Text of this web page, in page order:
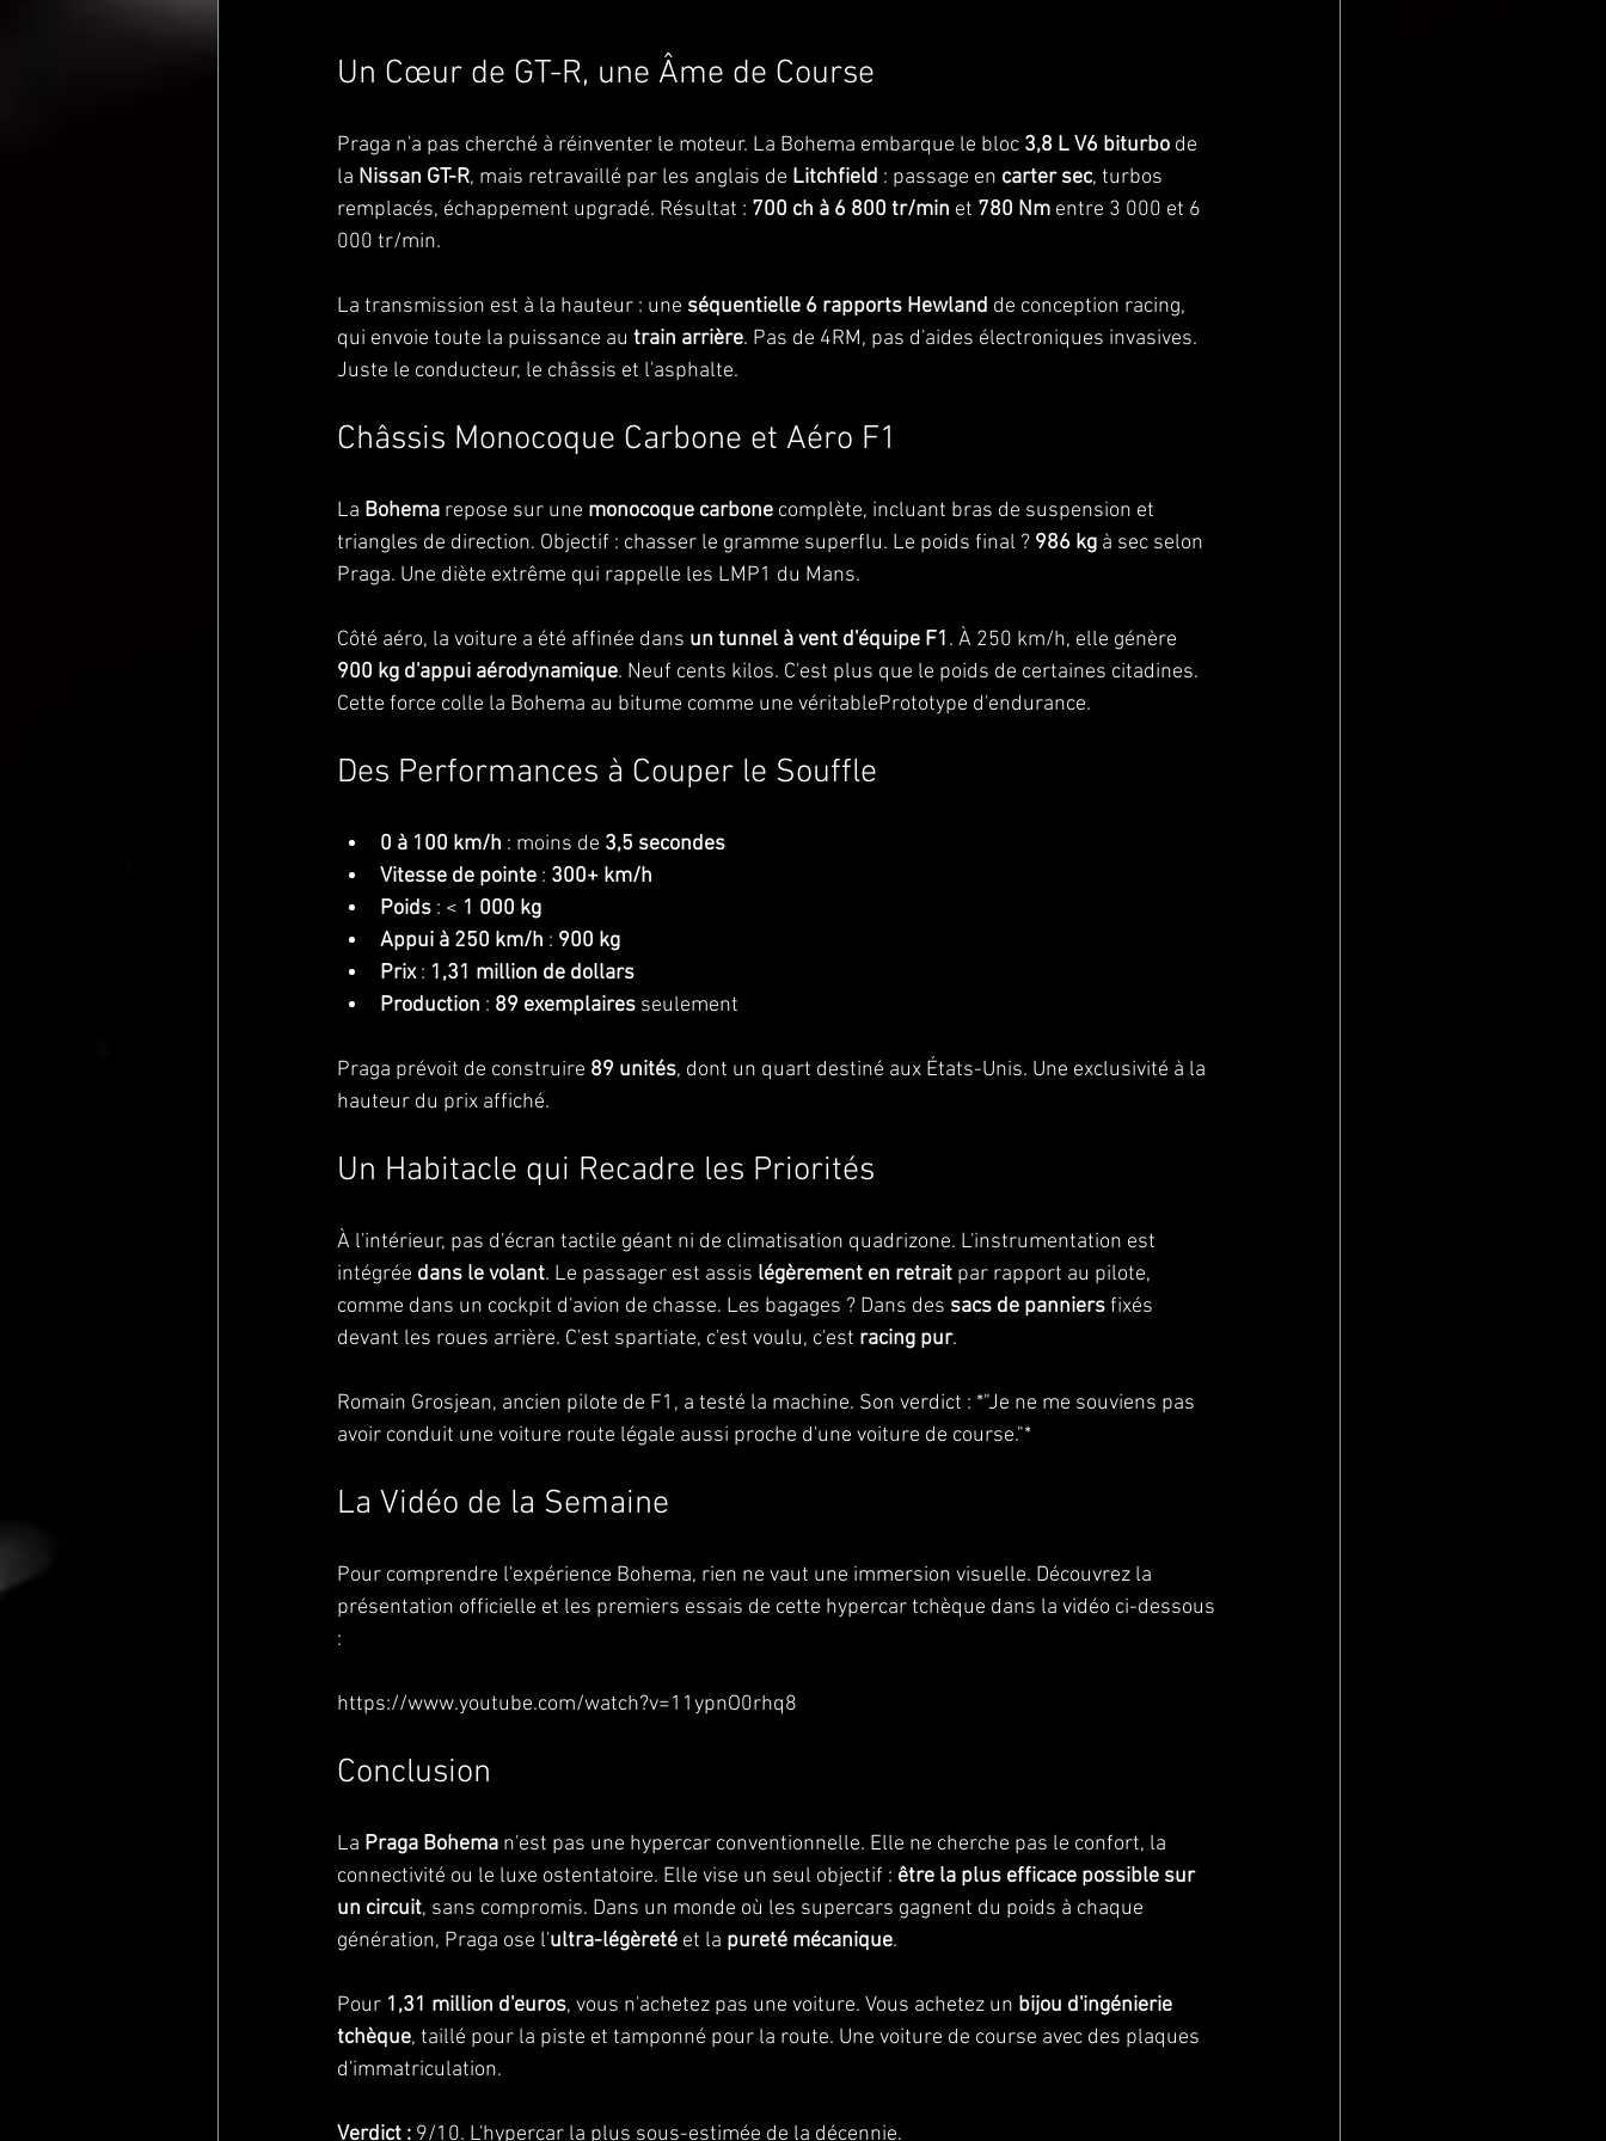
Un Cœur de GT-R, une Âme de Course
Praga n'a pas cherché à réinventer le moteur. La Bohema embarque le bloc 3,8 L V6 biturbo de
la Nissan GT-R, mais retravaillé par les anglais de Litchfield : passage en carter sec, turbos
remplacés, échappement upgradé. Résultat : 700 ch à 6 800 tr/min et 780 Nm entre 3 000 et 6
000 tr/min.
La transmission est à la hauteur : une séquentielle 6 rapports Hewland de conception racing,
qui envoie toute la puissance au train arrière. Pas de 4RM, pas d'aides électroniques invasives.
Juste le conducteur, le châssis et l'asphalte.
Châssis Monocoque Carbone et Aéro F1
La Bohema repose sur une monocoque carbone complète, incluant bras de suspension et
triangles de direction. Objectif : chasser le gramme superflu. Le poids final ? 986 kg à sec selon
Praga. Une diète extrême qui rappelle les LMP1 du Mans.
Côté aéro, la voiture a été affinée dans un tunnel à vent d'équipe F1. À 250 km/h, elle génère
900 kg d'appui aérodynamique. Neuf cents kilos. C'est plus que le poids de certaines citadines.
Cette force colle la Bohema au bitume comme une véritablePrototype d'endurance.
Des Performances à Couper le Souffle
0 à 100 km/h : moins de 3,5 secondes
Vitesse de pointe : 300+ km/h
Poids : < 1 000 kg
Appui à 250 km/h : 900 kg
Prix : 1,31 million de dollars
Production : 89 exemplaires seulement
Praga prévoit de construire 89 unités, dont un quart destiné aux États-Unis. Une exclusivité à la
hauteur du prix affiché.
Un Habitacle qui Recadre les Priorités
À l'intérieur, pas d'écran tactile géant ni de climatisation quadrizone. L'instrumentation est
intégrée dans le volant. Le passager est assis légèrement en retrait par rapport au pilote,
comme dans un cockpit d'avion de chasse. Les bagages ? Dans des sacs de panniers fixés
devant les roues arrière. C'est spartiate, c'est voulu, c'est racing pur.
Romain Grosjean, ancien pilote de F1, a testé la machine. Son verdict : *"Je ne me souviens pas
avoir conduit une voiture route légale aussi proche d'une voiture de course."*
La Vidéo de la Semaine
Pour comprendre l'expérience Bohema, rien ne vaut une immersion visuelle. Découvrez la
présentation officielle et les premiers essais de cette hypercar tchèque dans la vidéo ci-dessous
:
https://www.youtube.com/watch?v=11ypnO0rhq8
Conclusion
La Praga Bohema n'est pas une hypercar conventionnelle. Elle ne cherche pas le confort, la
connectivité ou le luxe ostentatoire. Elle vise un seul objectif : être la plus efficace possible sur
un circuit, sans compromis. Dans un monde où les supercars gagnent du poids à chaque
génération, Praga ose l'ultra-légèreté et la pureté mécanique.
Pour 1,31 million d'euros, vous n'achetez pas une voiture. Vous achetez un bijou d'ingénierie
tchèque, taillé pour la piste et tamponné pour la route. Une voiture de course avec des plaques
d'immatriculation.
Verdict : 9/10. L'hypercar la plus sous-estimée de la décennie.